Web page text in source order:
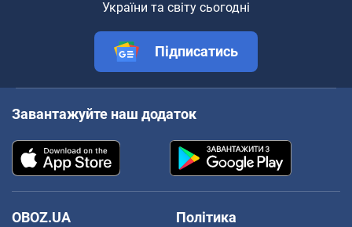
України та світу сьогодні
Підписатись
Завантажуйте наш додаток
OBOZ.UA
Політика